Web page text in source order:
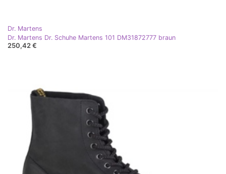
Dr. Martens
Dr. Martens Dr. Schuhe Martens 101 DM31872777 braun
250,42 €